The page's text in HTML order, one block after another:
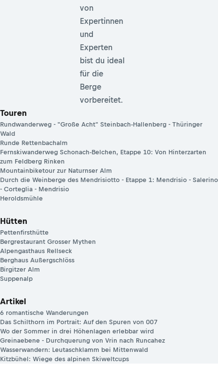
von
Expertinnen
und
Experten
bist du ideal
für die
Berge
vorbereitet.
Touren
Rundwanderweg - "Große Acht" Steinbach-Hallenberg - Thüringer
Wald
Runde Rettenbachalm
Fernskiwanderweg Schonach-Belchen, Etappe 10: Von Hinterzarten
zum Feldberg Rinken
Mountainbiketour zur Naturnser Alm
Durch die Weinberge des Mendrisiotto - Etappe 1: Mendrisio - Salerino
- Corteglia - Mendrisio
Heroldsmühle
Hütten
Pettenfirsthütte
Bergrestaurant Grosser Mythen
Alpengasthaus Rellseck
Berghaus Außergschlöss
Birgitzer Alm
Suppenalp
Artikel
6 romantische Wanderungen
Das Schilthorn im Portrait: Auf den Spuren von 007
Wo der Sommer in drei Höhenlagen erlebbar wird
Greinaebene - Durchquerung von Vrin nach Runcahez
Wasserwandern: Leutaschklamm bei Mittenwald
Kitzbühel: Wiege des alpinen Skiweltcups